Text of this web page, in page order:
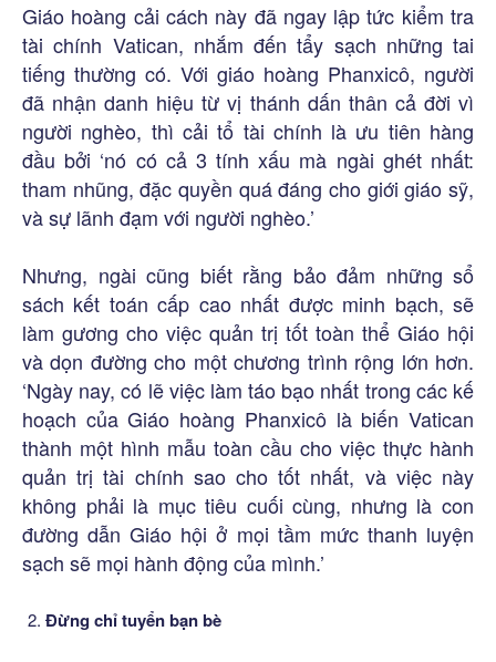
Giáo hoàng cải cách này đã ngay lập tức kiểm tra
tài chính Vatican, nhắm đến tẩy sạch những tai
tiếng thường có. Với giáo hoàng Phanxicô, người
đã nhận danh hiệu từ vị thánh dấn thân cả đời vì
người nghèo, thì cải tổ tài chính là ưu tiên hàng
đầu bởi ‘nó có cả 3 tính xấu mà ngài ghét nhất:
tham nhũng, đặc quyền quá đáng cho giới giáo sỹ,
và sự lãnh đạm với người nghèo.’
Nhưng, ngài cũng biết rằng bảo đảm những sổ
sách kết toán cấp cao nhất được minh bạch, sẽ
làm gương cho việc quản trị tốt toàn thể Giáo hội
và dọn đường cho một chương trình rộng lớn hơn.
‘Ngày nay, có lẽ việc làm táo bạo nhất trong các kế
hoạch của Giáo hoàng Phanxicô là biến Vatican
thành một hình mẫu toàn cầu cho việc thực hành
quản trị tài chính sao cho tốt nhất, và việc này
không phải là mục tiêu cuối cùng, nhưng là con
đường dẫn Giáo hội ở mọi tầm mức thanh luyện
sạch sẽ mọi hành động của mình.’
Đừng chỉ tuyển bạn bè